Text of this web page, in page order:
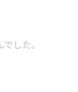
した。